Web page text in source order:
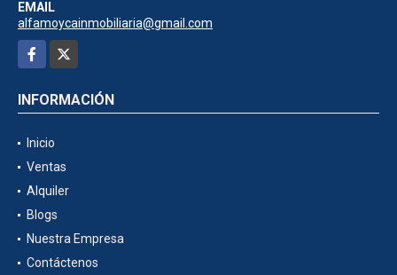
EMAIL
alfamoycainmobiliaria@gmail.com
Facebook
INFORMACIÓN
Inicio
Ventas
Alquiler
Blogs
Nuestra Empresa
Contáctenos